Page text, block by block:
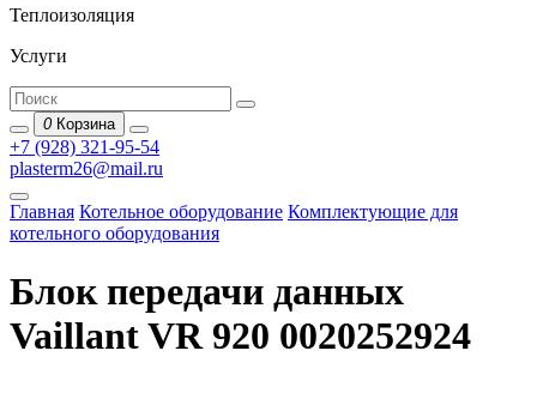
Теплоизоляция
Услуги
0 Корзина
+7 (928) 321-95-54
plasterm26@mail.ru
Главная Котельное оборудование Комплектующие для
котельного оборудования
Блок передачи данных
Vaillant VR 920 0020252924